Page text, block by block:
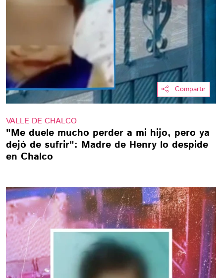
Compartir
VALLE DE CHALCO
"Me duele mucho perder a mi hijo, pero ya
dejó de sufrir": Madre de Henry lo despide
en Chalco